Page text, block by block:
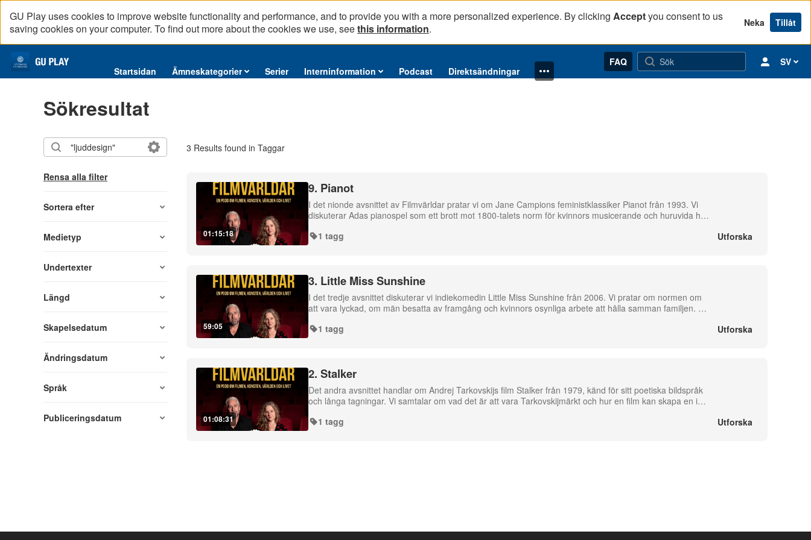
GU Play uses cookies to improve website functionality and performance, and to provide you with a more personalized experience. By clicking Acceptyou consent to us
saving cookies on your computer. To find out more about the cookies we use, seethis information. Neka Tillåt
Startsidan
Serier
Podcast
English content
Startsidan Ämneskategorier Serier Interninformation Podcast Direktsändningar
FAQ SV
Sökresultat
Rensa alla filter
Sortera efter
Medietyp
Undertexter
Längd
Skapelsedatum
Ändringsdatum
Språk
Publiceringsdatum
3 Results found in Taggar
01:15:18
9. Pianot
I det nionde avsnittet av Filmvärldar pratar vi om Jane Campions feministklassiker Pianot från 1993. Vi
diskuterar Adas pianospel som ett brott mot 1800-talets norm för kvinnors musicerande och huruvida h…
1 tagg
Utforska
59:05
3. Little Miss Sunshine
I det tredje avsnittet diskuterar vi indiekomedin Little Miss Sunshine från 2006. Vi pratar om normen om
att vara lyckad, om män besatta av framgång och kvinnors osynliga arbete att hålla samman familjen. …
1 tagg
Utforska
01:08:31
2. Stalker
Det andra avsnittet handlar om Andrej Tarkovskijs film Stalker från 1979, känd för sitt poetiska bildspråk
och långa tagningar. Vi samtalar om vad det är att vara Tarkovskijmärkt och hur en film kan skapa en i…
1 tagg
Utforska